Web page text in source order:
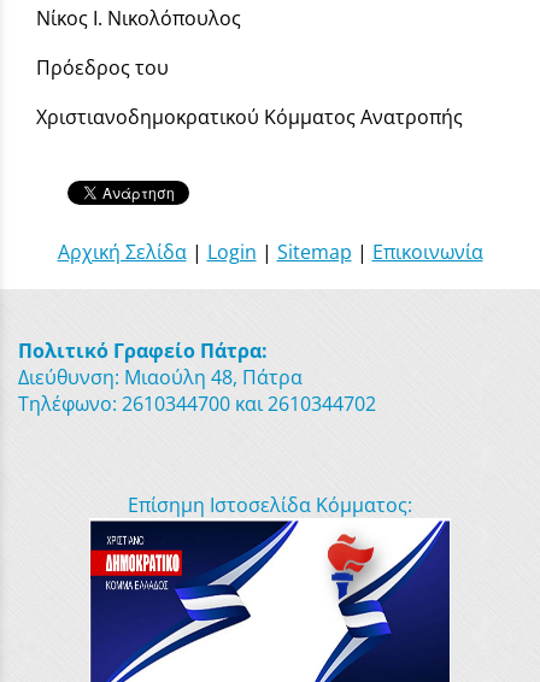
Νίκος Ι. Νικολόπουλος
Πρόεδρος του
Χριστιανοδημοκρατικού Κόμματος Ανατροπής
Αρχική Σελίδα| Login | Sitemap | Επικοινωνία
Πολιτικό Γραφείο Πάτρα:
Διεύθυνση: Μιαούλη 48, Πάτρα
Τηλέφωνο: 2610344700 και 2610344702
Επίσημη Ιστοσελίδα Κόμματος: